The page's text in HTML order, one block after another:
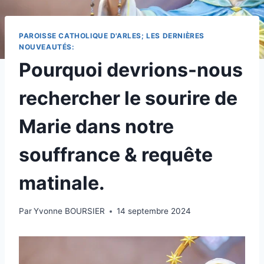
PAROISSE CATHOLIQUE D'ARLES; LES DERNIÈRES
NOUVEAUTÉS:
Pourquoi devrions-nous
rechercher le sourire de
Marie dans notre
souffrance & requête
matinale.
ParYvonne BOURSIER 14 septembre 2024